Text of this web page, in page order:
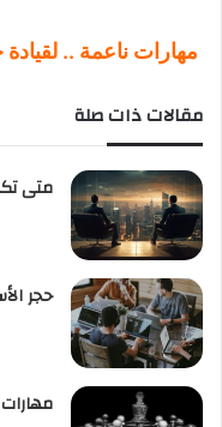
مهارات ناعمة .. لقيادة
مقالات ذات صلة
متى
حجر